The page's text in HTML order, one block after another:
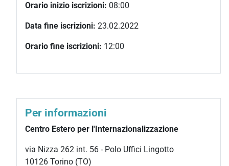
Orario inizio iscrizioni: 08:00
Data fine iscrizioni: 23.02.2022
Orario fine iscrizioni: 12:00
Per informazioni
Centro Estero per l'Internazionalizzazione
via Nizza 262 int. 56 - Polo Uffici Lingotto
10126 Torino (TO)